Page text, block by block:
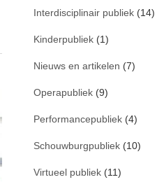
Interdisciplinair publiek (14)
Kinderpubliek (1)
Nieuws en artikelen (7)
Operapubliek (9)
Performancepubliek (4)
Schouwburgpubliek (10)
Virtueel publiek (11)